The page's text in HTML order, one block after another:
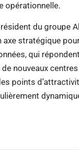
opérationnelle.
du groupe
axe stratégique
qui
nouveaux
points